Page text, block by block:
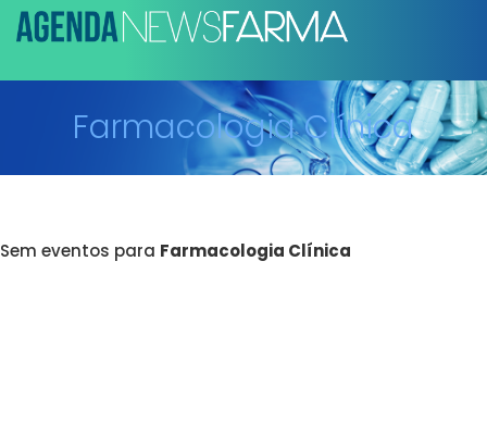
Farmacologia Clínica
Sem eventos para Farmacologia Clínica